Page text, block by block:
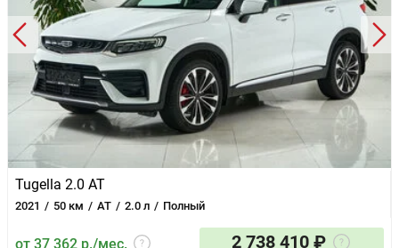
Tugella 2.0 AT
2021 50 км AT 2.0 л Полный
от 37 362 р./мес. 2 738 410 ₽